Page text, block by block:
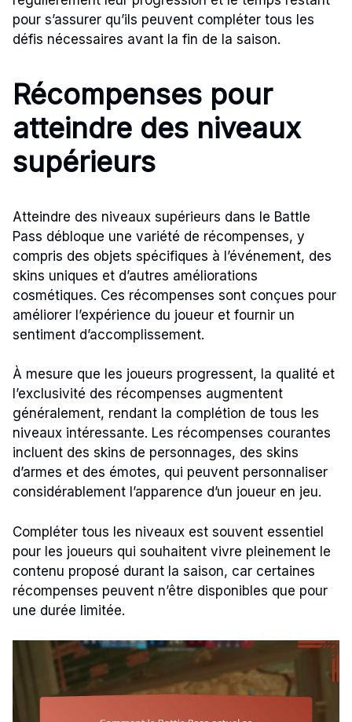
pour s’assurer qu’ils peuvent compléter tous les
défis nécessaires avant la fin de la saison.
Récompenses pour
atteindre des niveaux
supérieurs
Atteindre des niveaux supérieurs dans le Battle
Pass débloque une variété de récompenses, y
compris des objets spécifiques à l’événement, des
skins uniques et d’autres améliorations
cosmétiques. Ces récompenses sont conçues pour
améliorer l’expérience du joueur et fournir un
sentiment d’accomplissement.
À mesure que les joueurs progressent, la qualité et
l’exclusivité des récompenses augmentent
généralement, rendant la complétion de tous les
niveaux intéressante. Les récompenses courantes
incluent des skins de personnages, des skins
d’armes et des émotes, qui peuvent personnaliser
considérablement l’apparence d’un joueur en jeu.
Compléter tous les niveaux est souvent essentiel
pour les joueurs qui souhaitent vivre pleinement le
contenu proposé durant la saison, car certaines
récompenses peuvent n’être disponibles que pour
une durée limitée.